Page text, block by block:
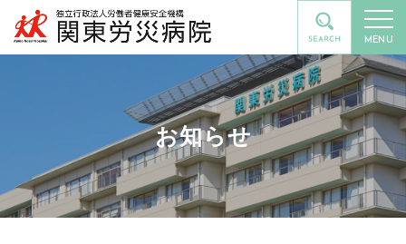
MENU
お知らせ